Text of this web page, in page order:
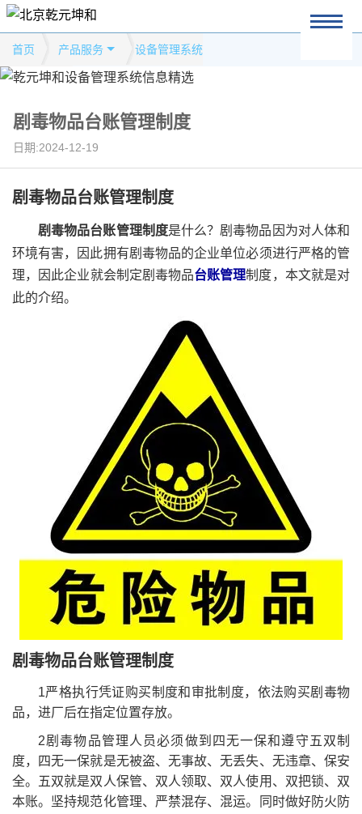
首页 产品服务 设备管理系统
剧毒物品台账管理制度
日期:2024-12-19
剧毒物品台账管理制度
剧毒物品台账管理制度是什么？剧毒物品因为对人体和
环境有害，因此拥有剧毒物品的企业单位必须进行严格的管
理，因此企业就会制定剧毒物品台账管理制度，本文就是对
此的介绍。
剧毒物品台账管理制度
1严格执行凭证购买制度和审批制度，依法购买剧毒物
品，进厂后在指定位置存放。
2剧毒物品管理人员必须做到四无一保和遵守五双制
度，四无一保就是无被盗、无事故、无丢失、无违章、保安
全。五双就是双人保管、双人领取、双人使用、双把锁、双
本账。坚持规范化管理、严禁混存、混运。同时做好防火防